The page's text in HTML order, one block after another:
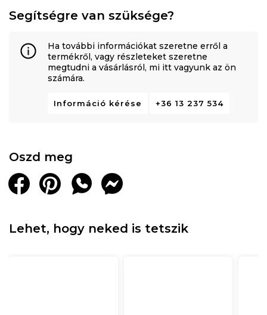
Segítségre van szüksége?
Ha további információkat szeretne erről a
termékről, vagy részleteket szeretne
megtudni a vásárlásról, mi itt vagyunk az ön
számára.
Információ kérése +36 13 237 534
Oszd meg
Lehet, hogy neked is tetszik